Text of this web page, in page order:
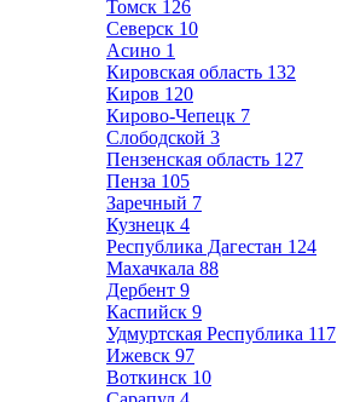
Томск 126
Северск 10
Асино 1
Кировская область 132
Киров 120
Кирово-Чепецк 7
Слободской 3
Пензенская область 127
Пенза 105
Заречный 7
Кузнецк 4
Республика Дагестан 124
Махачкала 88
Дербент 9
Каспийск 9
Удмуртская Республика 117
Ижевск 97
Воткинск 10